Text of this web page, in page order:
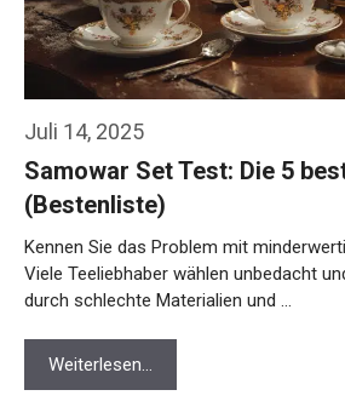
Juli 14, 2025
Samowar Set Test: Die 5
(Bestenliste)
Kennen Sie das Problem mit
Viele Teeliebhaber wählen unbedacht
durch schlechte Materialien und …
Weiterlesen…